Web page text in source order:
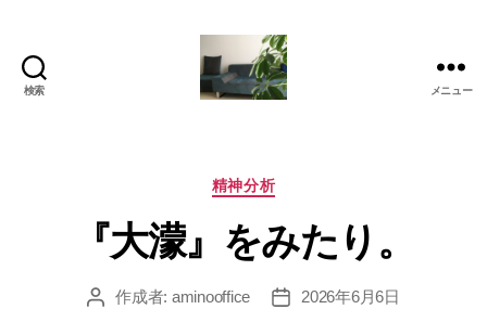
検索
美
か
も
あ
メニュー
カ
ゴ
リ
精神分析
『大濛』をみたり。
投 作成者: aminooffice
投
2026年6月6日